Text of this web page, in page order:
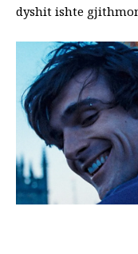
dyshit ishte